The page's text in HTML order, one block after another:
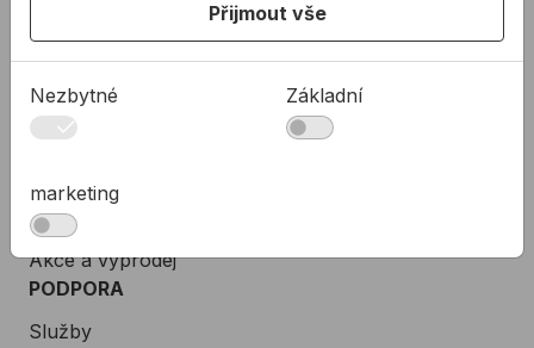
Produkty
Podpora
Řešení
Kontakty
Akce a výprodej
PODPORA
Služby
Přijmout vše
Nezbytné Základní
marketing